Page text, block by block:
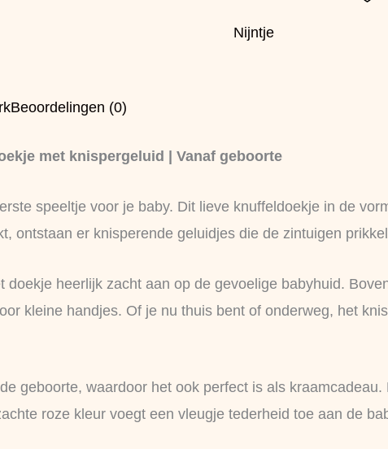
Nijntje
Beoordelingen (0)
met knispergeluid | Vanaf geboorte
speeltje voor je baby. Dit lieve knuffeldoekje in de
ontstaan er knisperende geluidjes die de zintuigen
heerlijk zacht aan op de gevoelige babyhuid.
kleine handjes. Of je nu thuis bent of onderweg, het
geboorte, waardoor het ook perfect is als
roze kleur voegt een vleugje tederheid toe aan de